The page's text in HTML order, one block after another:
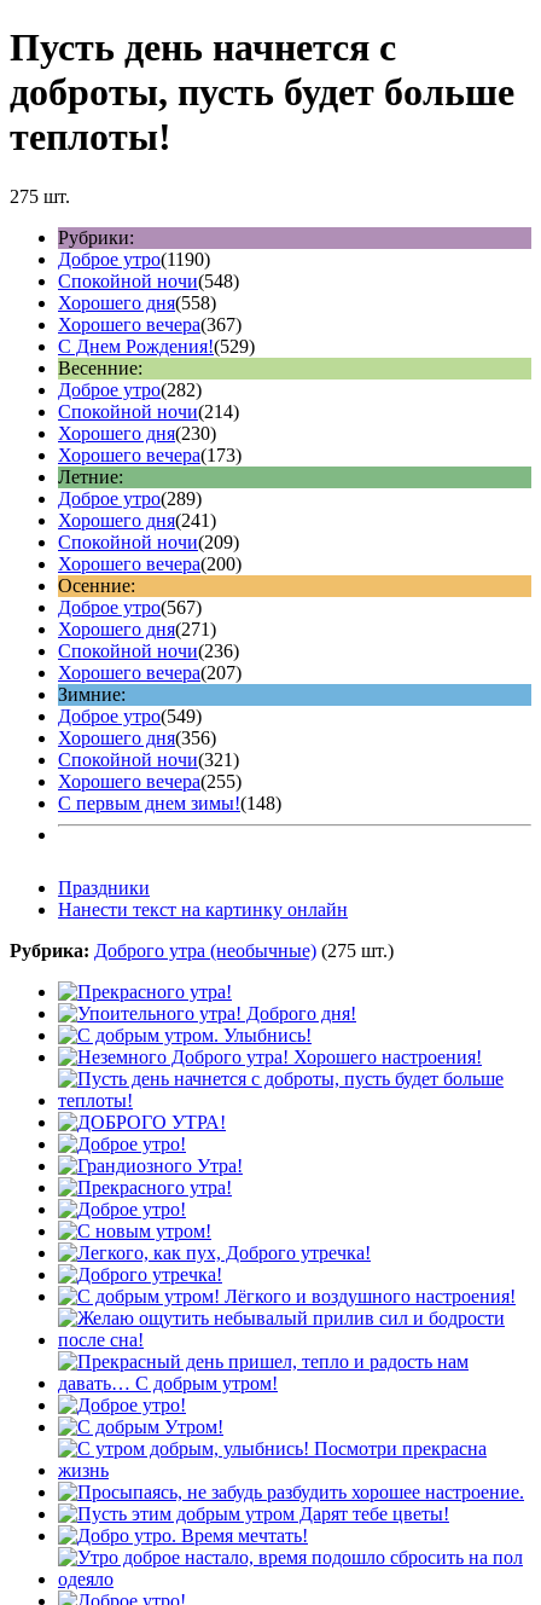
Пусть день начнется с
доброты, пусть будет больше
теплоты!
275 шт.
Рубрики:
Доброе утро(1190)
Спокойной ночи(548)
Хорошего дня(558)
Хорошего вечера(367)
С Днем Рождения!(529)
Весенние:
Доброе утро(282)
Спокойной ночи(214)
Хорошего дня(230)
Хорошего вечера(173)
Летние:
Доброе утро(289)
Хорошего дня(241)
Спокойной ночи(209)
Хорошего вечера(200)
Осенние:
Доброе утро(567)
Хорошего дня(271)
Спокойной ночи(236)
Хорошего вечера(207)
Зимние:
Доброе утро(549)
Хорошего дня(356)
Спокойной ночи(321)
Хорошего вечера(255)
С первым днем зимы!(148)
Праздники
Нанести текст на картинку онлайн
Рубрика: Доброго утра (необычные) (275 шт.)